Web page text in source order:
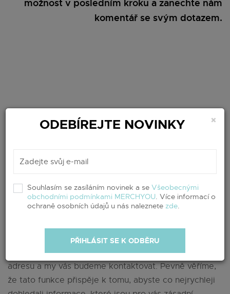
možnost v posledním kroku a zanechte nám
komentář se svým dotazem.
nám stránky vylepšit. V případě nezodpovězené
otázky nám neváhejte zanechat svou e-mailovou
adresu a my vás budeme kontaktovat. Pevně věříme,
že tato funkce přispěje k tomu, abyste co nejrychleji
×
ODEBÍREJTE NOVINKY
Souhlasím se zasíláním novinek a se Všeobecnými
obchodními podmínkami MERCHYOU. Více informací o
ochraně osobních údajů u nás naleznete zde.
PŘIHLÁSIT SE K ODBĚRU